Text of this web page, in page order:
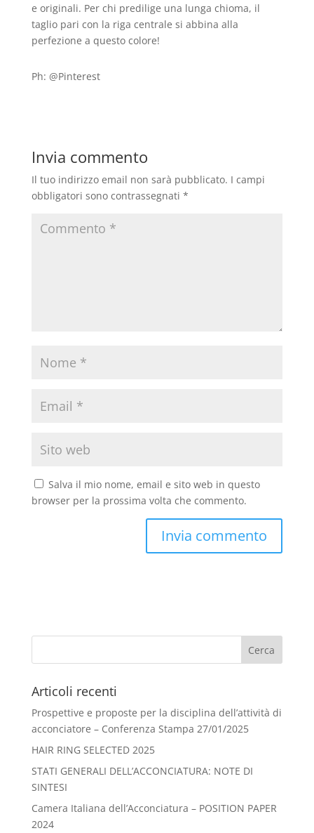
e originali. Per chi predilige una lunga chioma, il
taglio pari con la riga centrale si abbina alla
perfezione a questo colore!
Ph: @Pinterest
Invia commento
Il tuo indirizzo email non sarà pubblicato. I campi
obbligatori sono contrassegnati *
Salva il mio nome, email e sito web in questo
browser per la prossima volta che commento.
Articoli recenti
Prospettive e proposte per la disciplina dell’attività di
acconciatore – Conferenza Stampa 27/01/2025
HAIR RING SELECTED 2025
STATI GENERALI DELL’ACCONCIATURA: NOTE DI
SINTESI
Camera Italiana dell’Acconciatura – POSITION PAPER
2024